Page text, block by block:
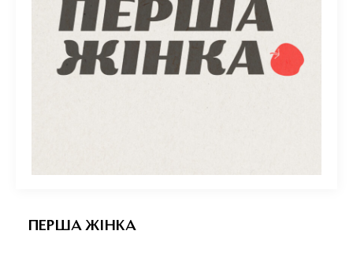
ПЕРША ЖІНКА